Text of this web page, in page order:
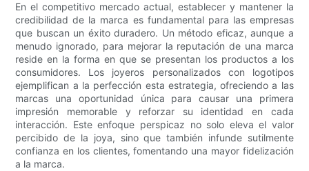
En el competitivo mercado actual, establecer y mantener la
credibilidad de la marca es fundamental para las empresas
que buscan un éxito duradero. Un método eficaz, aunque a
menudo ignorado, para mejorar la reputación de una marca
reside en la forma en que se presentan los productos a los
consumidores. Los joyeros personalizados con logotipos
ejemplifican a la perfección esta estrategia, ofreciendo a las
marcas una oportunidad única para causar una primera
impresión memorable y reforzar su identidad en cada
interacción. Este enfoque perspicaz no solo eleva el valor
percibido de la joya, sino que también infunde sutilmente
confianza en los clientes, fomentando una mayor fidelización
a la marca.